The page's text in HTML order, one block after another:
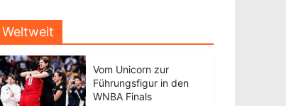
Weltweit
Vom Unicorn zur
Führungsfigur in den
WNBA Finals